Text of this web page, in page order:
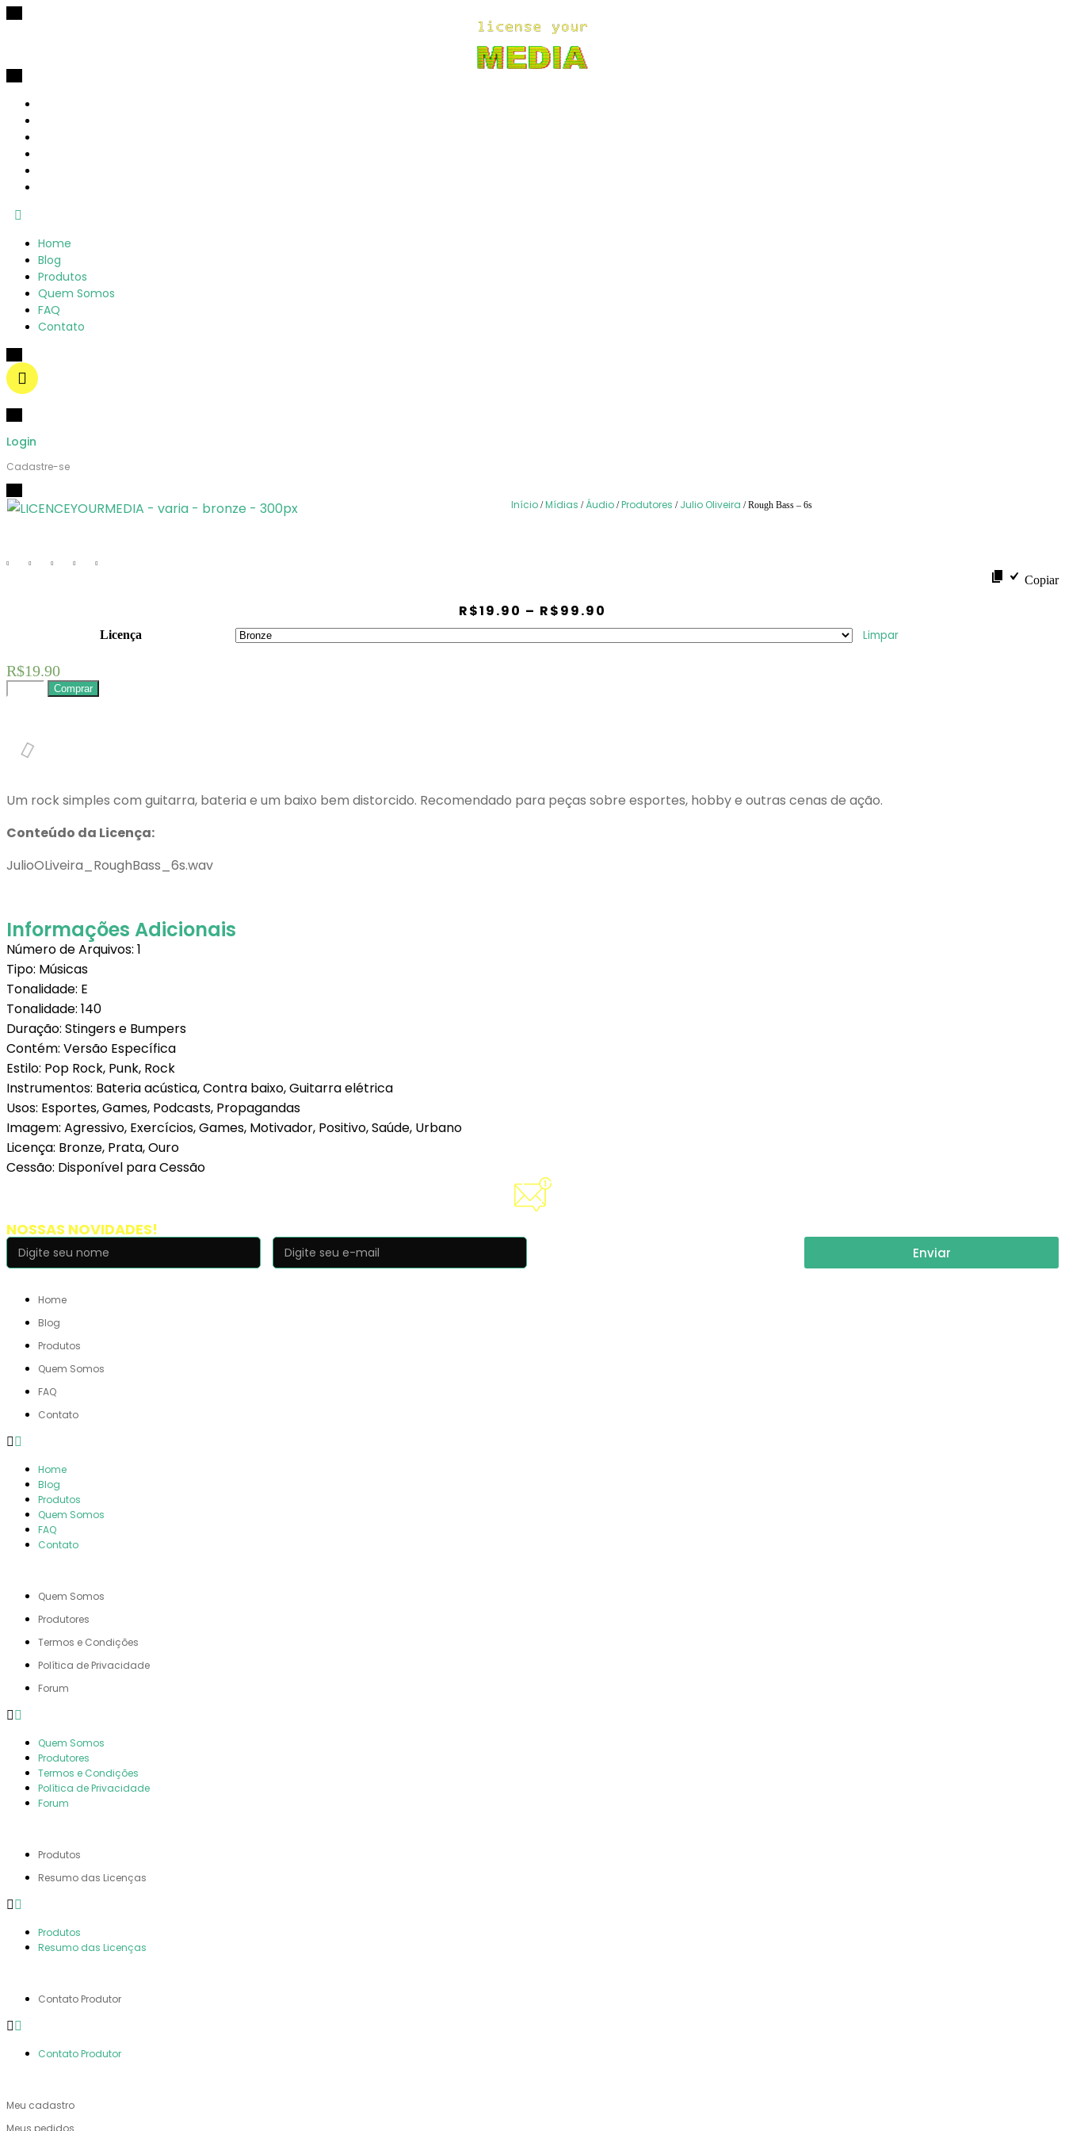
Home
Blog
Produtos
Quem Somos
FAQ
Contato
Login
Cadastre-se
Início /Mídias / Áudio /Produtores / Julio Oliveira / Rough Bass – 6s
Copiar
R$19.90 – R$99.90
Licença Limpar
R$19.90
Comprar
Um rock simples com guitarra, bateria e um baixo bem distorcido. Recomendado para peças sobre esportes, hobby e outras cenas de ação.
Conteúdo da Licença:
JulioOLiveira_RoughBass_6s.wav
Informações Adicionais
Número de Arquivos: 1
Tipo: Músicas
Tonalidade: E
Tonalidade: 140
Duração: Stingers e Bumpers
Contém: Versão Específica
Estilo: Pop Rock, Punk, Rock
Instrumentos: Bateria acústica, Contra baixo, Guitarra elétrica
Usos: Esportes, Games, Podcasts, Propagandas
Imagem: Agressivo, Exercícios, Games, Motivador, Positivo, Saúde, Urbano
Licença: Bronze, Prata, Ouro
Cessão: Disponível para Cessão
NOSSAS NOVIDADES!
Enviar
Home
Blog
Produtos
Quem Somos
FAQ
Contato
Home
Blog
Produtos
Quem Somos
FAQ
Contato
Quem Somos
Produtores
Termos e Condições
Política de Privacidade
Forum
Quem Somos
Produtores
Termos e Condições
Política de Privacidade
Forum
Produtos
Resumo das Licenças
Produtos
Resumo das Licenças
Contato Produtor
Contato Produtor
Meu cadastro
Meus pedidos